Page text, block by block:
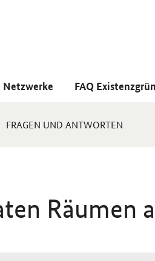
Netzwerke FAQ
FRAGEN UND ANTWORTEN
Räumen